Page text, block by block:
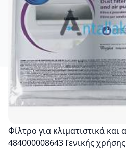
Φίλτρο για κλιματιστικά και αφυγραντήρες WPRO
484000008643 Γενικής χρήσης